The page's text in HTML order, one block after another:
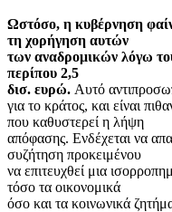
Ωστόσο, η κυβέρνηση
τη χορήγηση αυτών
των αναδρομικών λόγω
περίπου 2,5
δισ. ευρώ. Αυτό
για το κράτος, και είναι
που καθυστερεί η λήψη
απόφασης. Ενδέχεται να
συζήτηση προκειμένου
να επιτευχθεί μια
τόσο τα οικονομικά
όσο και τα κοινωνικά